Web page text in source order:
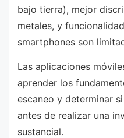
bajo tierra), mejor
metales, y
smartphones son
Las aplicaciones
aprender los
escaneo y determinar
antes de realizar una
sustancial.